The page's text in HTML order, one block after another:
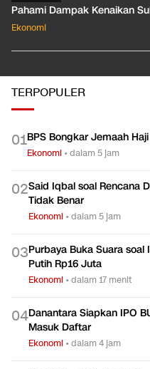
Pahami Dampak Kenaikan
Ekonomi
TERPOPULER
01BPS Bongkar Jemaah
Ekonomi •dalam 5 jam
02Said Iqbal soal Rencana
Tidak Benar
Ekonomi •dalam 5 jam
03Purbaya Buka Suara soal
Putih Rp16 Juta
Ekonomi •dalam 17 menit
04Danantara Siapkan IPO
Masuk Daftar
Ekonomi •dalam 4 jam